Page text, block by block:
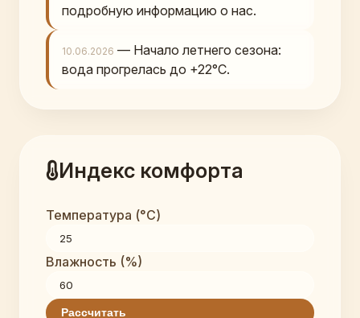
подробную информацию о нас.
10.06.2026 — Начало летнего сезона:
вода прогрелась до +22°C.
Индекс комфорта
Температура (°C)
Влажность (%)
Рассчитать